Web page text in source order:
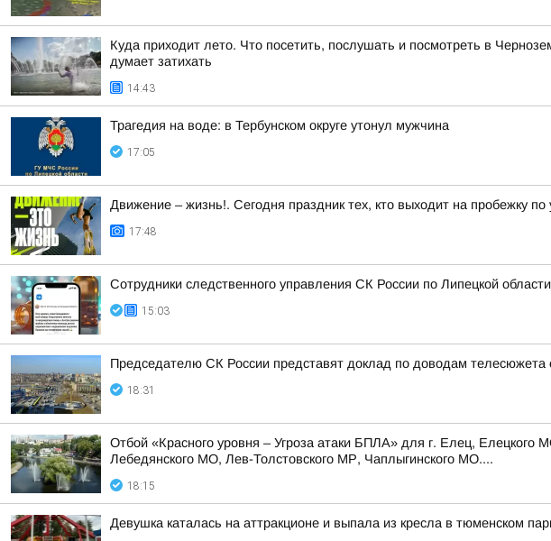
Куда приходит лето. Что посетить, послушать и посмотреть в
думает затихать
14:43
Трагедия на воде: в Тербунском округе утонул мужчина
17:05
Движение – жизнь!. Сегодня праздник тех, кто выходит на пробежку
17:48
Сотрудники следственного управления СК России по Липецкой
15:03
Председателю СК России представят доклад по доводам телесюжета
18:31
Отбой «Красного уровня – Угроза атаки БПЛА» для г. Елец,
Лебедянского МО, Лев-Толстовского МР, Чаплыгинского МО....
18:15
Девушка каталась на аттракционе и выпала из кресла в тюменском